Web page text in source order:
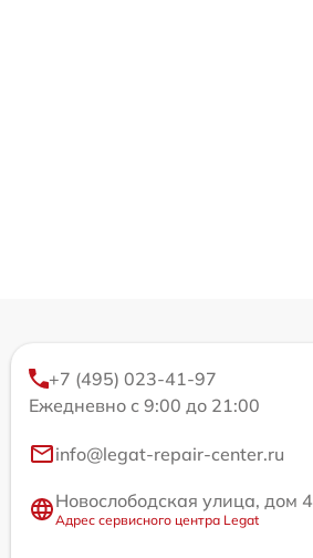
+7 (495) 023-41-97
Ежедневно с 9:00 до 21:00
info@legat-repair-center.ru
Новослободская улица, дом 4
Адрес сервисного центра Legat